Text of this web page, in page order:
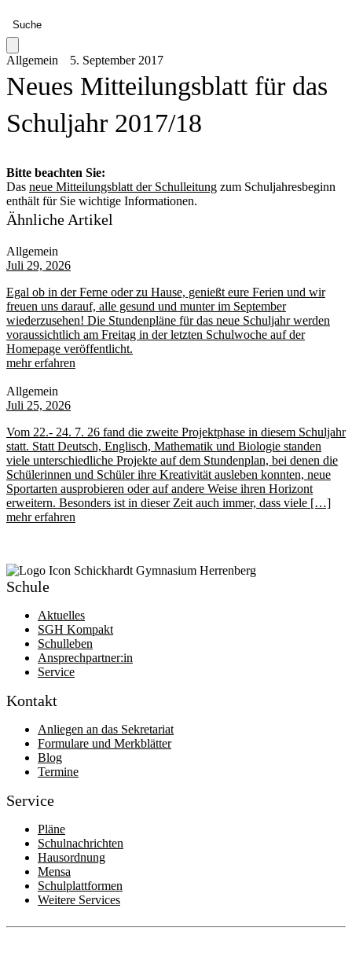
Suche
Allgemein 5. September 2017
Neues Mitteilungsblatt für das
Schuljahr 2017/18
Bitte beachten Sie:
Das neue Mitteilungsblatt der Schulleitung zum Schuljahresbeginn
enthält für Sie wichtige Informationen.
Ähnliche Artikel
Allgemein
Juli 29, 2026
Egal ob in der Ferne oder zu Hause, genießt eure Ferien und wir
freuen uns darauf, alle gesund und munter im September
wiederzusehen! Die Stundenpläne für das neue Schuljahr werden
voraussichtlich am Freitag in der letzten Schulwoche auf der
Homepage veröffentlicht.
mehr erfahren
Allgemein
Juli 25, 2026
Vom 22.- 24. 7. 26 fand die zweite Projektphase in diesem Schuljahr
statt. Statt Deutsch, Englisch, Mathematik und Biologie standen
viele unterschiedliche Projekte auf dem Stundenplan, bei denen die
Schülerinnen und Schüler ihre Kreativität ausleben konnten, neue
Sportarten ausprobieren oder auf andere Weise ihren Horizont
erweitern. Besonders ist in dieser Zeit auch immer, dass viele […]
mehr erfahren
Schule
Aktuelles
SGH Kompakt
Schulleben
Ansprechpartner:in
Service
Kontakt
Anliegen an das Sekretariat
Formulare und Merkblätter
Blog
Termine
Service
Pläne
Schulnachrichten
Hausordnung
Mensa
Schulplattformen
Weitere Services